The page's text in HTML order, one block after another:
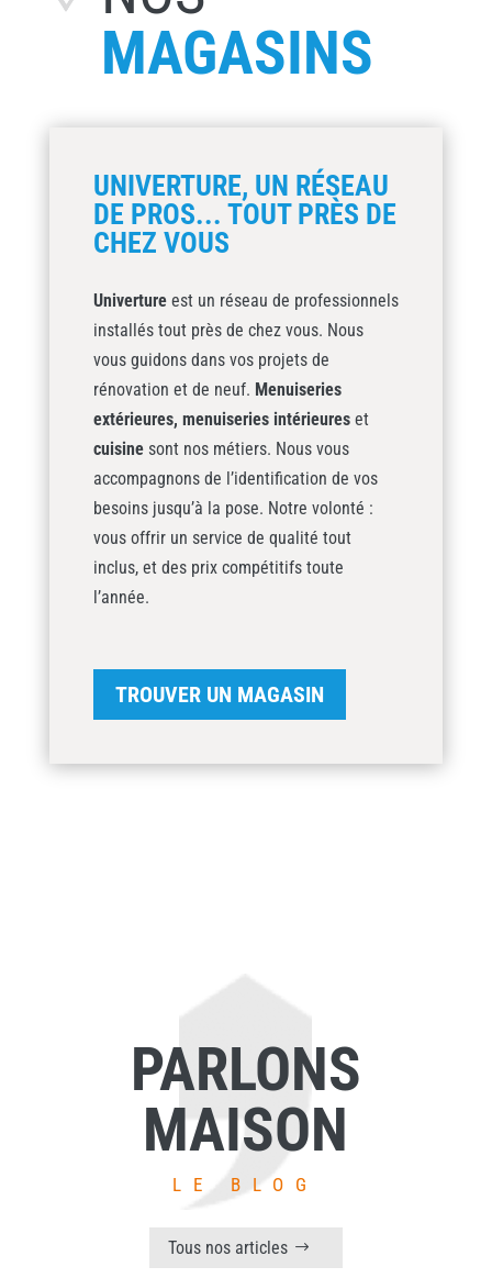
MAGASINS
UNIVERTURE, UN RÉSEAU
DE PROS... TOUT PRÈS DE
CHEZ VOUS
Univertureest un réseau de professionnels
installés tout près de chez vous. Nous
vous guidons dans vos projets de
rénovation et de neuf. Menuiseries
extérieures, menuiseries intérieureset
cuisinesont nos métiers. Nous vous
accompagnons de l’identification de vos
besoins jusqu’à la pose. Notre volonté :
vous offrir un service de qualité tout
inclus, et des prix compétitifs toute
l’année.
TROUVER UN MAGASIN
PARLONS
MAISON
LE BLOG
Tous nos articles